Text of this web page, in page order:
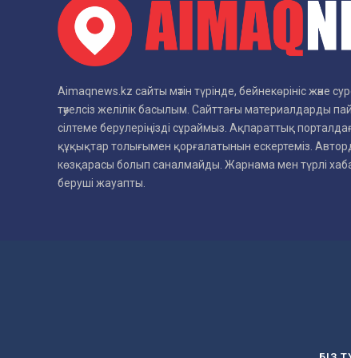
Aimaqnews.kz сайты мәтін түрінде, бейнекөрініс және
тәуелсіз желілік басылым. Сайттағы материалдарды
сілтеме берулеріңізді сұраймыз. Ақпараттық
құқықтар толығымен қорғалатынын ескертеміз.
көзқарасы болып саналмайды. Жарнама мен түрлі
беруші жауапты.